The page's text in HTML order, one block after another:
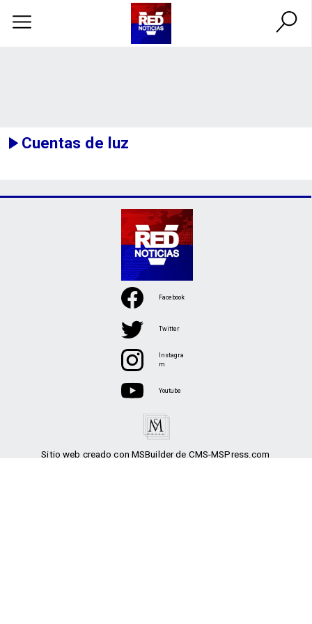
Cuentas de luz
Sitio web creado con MSBuilder de CMS-MSPress.com
Facebook
Twitter
Instagra
m
Youtube